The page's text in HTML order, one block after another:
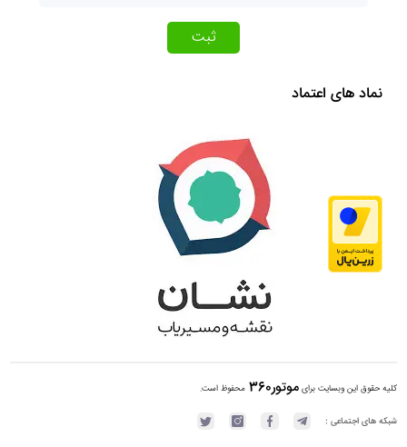
ثبت
نماد های اعتماد
کلیه حقوق این وبسایت برای موتور360 محفوظ است.
شبکه های اجتماعی :